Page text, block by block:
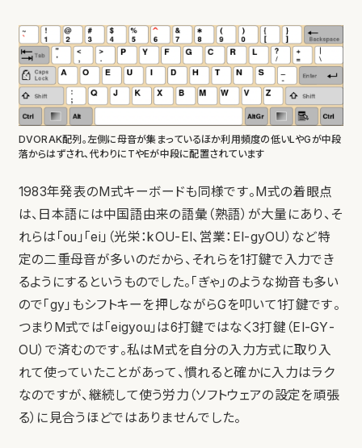
DVORAK配列。左側に母音が集まっているほか利用頻度の低いLやGが中段
落からはずされ、代わりにTやEが中段に配置されています
1983年発表のM式キーボードも同様です。M式の着眼点
は、日本語には中国語由来の語彙（熟語）が大量にあり、そ
れらは「ou」「ei」（光栄：kOU-EI、営業：EI-gyOU）など特
定の二重母音が多いのだから、それらを1打鍵で入力でき
るようにするというものでした。「ぎゃ」のような拗音も多い
ので「gy」もシフトキーを押しながらGを叩いて1打鍵です。
つまりM式では「eigyou」は6打鍵ではなく3打鍵（EI-GY-
OU）で済むのです。私はM式を自分の入力方式に取り入
れて使っていたことがあって、慣れると確かに入力はラク
なのですが、継続して使う労力（ソフトウェアの設定を頑張
る）に見合うほどではありませんでした。